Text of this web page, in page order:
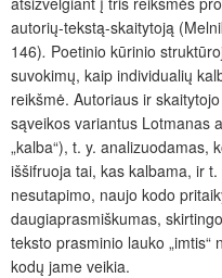
autorių-tekstą-skaitytoją
146). Poetinio kūrinio
suvokimų, kaip individualių
reikšmė. Autoriaus ir
sąveikos variantus Lotmanas
„kalba“), t. y. analizuodamas,
iššifruoja tai, kas kalbama, ir
nesutapimo, naujo kodo
daugiaprasmiškumas,
teksto prasminio lauko
kodų jame veikia.